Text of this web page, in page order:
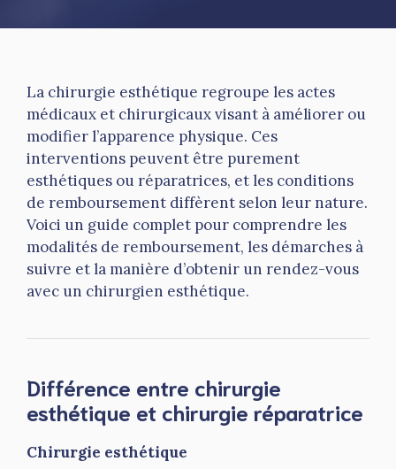
La chirurgie esthétique regroupe les actes
médicaux et chirurgicaux visant à améliorer ou
modifier l’apparence physique. Ces
interventions peuvent être purement
esthétiques ou réparatrices, et les conditions
de remboursement diffèrent selon leur nature.
Voici un guide complet pour comprendre les
modalités de remboursement, les démarches à
suivre et la manière d’obtenir un rendez-vous
avec un chirurgien esthétique.
Différence entre chirurgie
esthétique et chirurgie réparatrice
Chirurgie esthétique